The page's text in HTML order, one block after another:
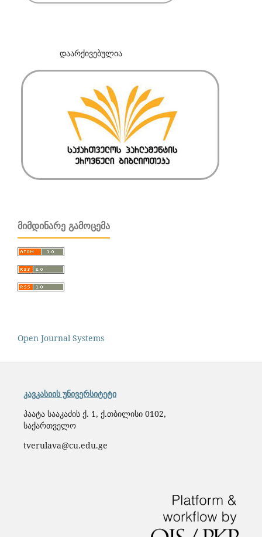
დაარქივებულია
ᲛᲘᲛᲓᲘᲜᲐᲠᲔ ᲒᲐᲛᲝᲪᲔᲛᲐ
Open Journal Systems
კავკასიის უნივერსიტეტი
პაატა სააკაძის ქ. 1, ქ.თბილისი 0102,
საქართველო
tverulava@cu.edu.ge